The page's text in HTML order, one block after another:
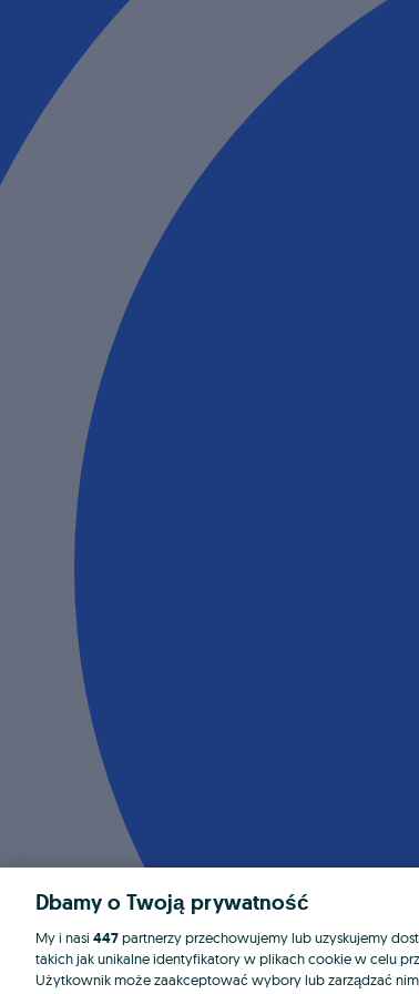
Dbamy o Twoją prywatność
My i nasi 447partnerzy przechowujemy lub uzyskujemy
takich jak unikalne identyfikatory w plikach cookie w celu
Użytkownik może zaakceptować wybory lub zarządzać